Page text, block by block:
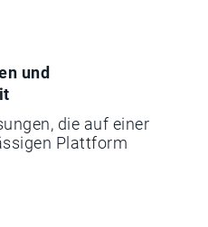
und
die auf einer
Plattform